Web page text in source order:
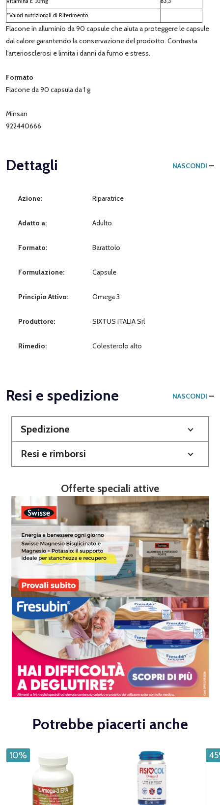
Vitamina E 10mg 83,3
*Valori nutrizionali di Riferimento
Flacone in alluminio da 90 capsule che aiuta a proteggere le capsule
dal calore garantendo la conservazione del prodotto. Contrasta
l'arteriosclerosi e limita i danni da fumo e stress.
Formato
Flacone da 90 capsula da 1 g
Minsan
922440666
Dettagli NASCONDI
Azione: Riparatrice
Adatto a: Adulto
Formato: Barattolo
Formulazione: Capsule
Principio Attivo: Omega 3
Produttore: SIXTUS ITALIA Srl
Rimedio: Colesterolo alto
Resi e spedizione NASCONDI
Spedizione
Resi e rimborsi
Offerte speciali attive
Potrebbe piacerti anche
10%